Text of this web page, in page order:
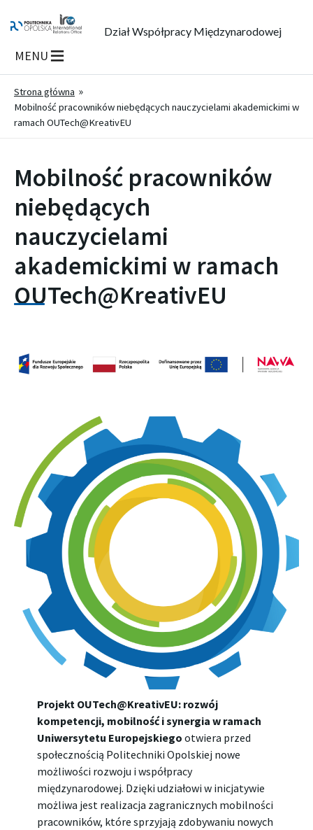
Dział Współpracy Międzynarodowej
MENU
Strona główna
Mobilność pracowników niebędących nauczycielami akademickimi w
ramach OUTech@KreativEU
Mobilność pracowników
niebędących
nauczycielami
akademickimi w ramach
OUTech@KreativEU
Projekt OUTech@KreativEU: rozwój
kompetencji, mobilność i synergia w ramach
Uniwersytetu Europejskiego otwiera przed
społecznością Politechniki Opolskiej nowe
możliwości rozwoju i współpracy
międzynarodowej. Dzięki udziałowi w inicjatywie
możliwa jest realizacja zagranicznych mobilności
pracowników, które sprzyjają zdobywaniu nowych